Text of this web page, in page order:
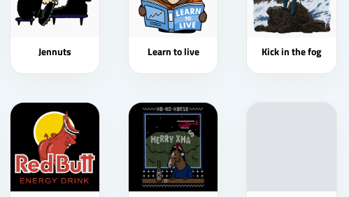
Jennuts Learn to live Kick in the fog